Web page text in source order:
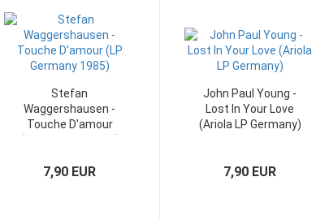
Stefan
Waggershausen -
Touche D'amour
7,90 EUR
John Paul Young -
Lost In Your Love
(Ariola LP Germany)
7,90 EUR